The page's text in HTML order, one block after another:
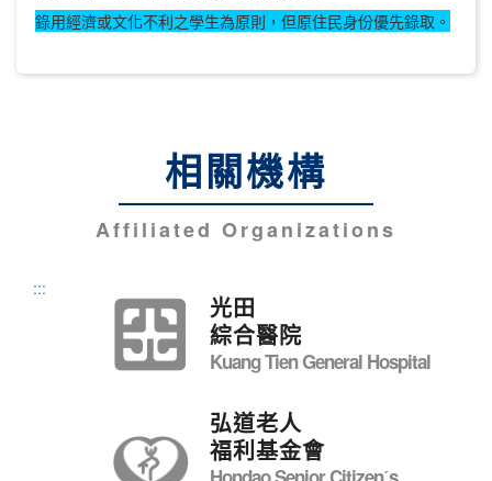
錄用經濟或文化不利之學生為原則，但原住民身份優先錄取。
相關機構
Affiliated Organizations
:::
光田
綜合醫院
Kuang Tien General Hospital
弘道老人
福利基金會